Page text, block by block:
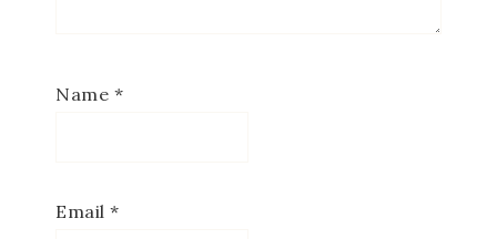
Name *
Email *